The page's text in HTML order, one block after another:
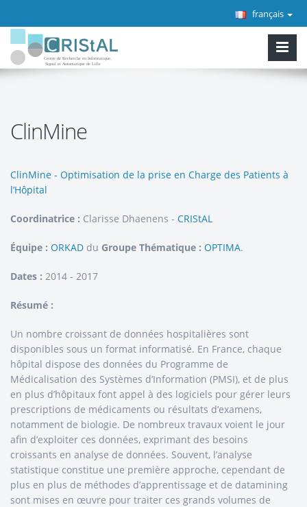
français
ClinMine
ClinMine - Optimisation de la prise en Charge des Patients à
l’Hôpital
Coordinatrice : Clarisse Dhaenens - CRIStAL
Équipe : ORKAD du Groupe Thématique : OPTIMA.
Dates : 2014 - 2017
Résumé :
Un nombre croissant de données hospitalières sont
disponibles sous un format informatisé. En France, chaque
hôpital dispose des données du Programme de
Médicalisation des Systèmes d’Information (PMSI), et de plus
en plus d’hôpitaux font appel à des logiciels pour gérer leurs
prescriptions de médicaments ou résultats d’examens,
notamment de biologie. De nombreux travaux voient le jour
afin d’exploiter ces données, exprimant des besoins
croissants en analyse de données. Souvent, l’analyse
statistique constitue une première approche, cependant de
plus en plus de méthodes d’apprentissage et de datamining
sont mises en œuvre pour traiter ces grands volumes de